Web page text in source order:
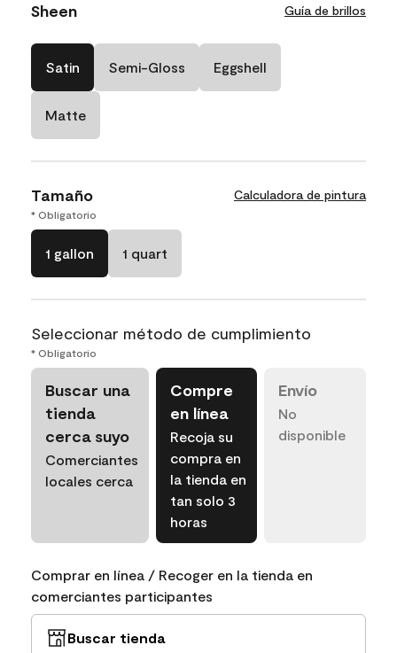
Sheen Guía de brillos
Satin Semi-Gloss Eggshell
Matte
Tamaño Calculadora de pintura
* Obligatorio
1 gallon 1 quart
Seleccionar método de cumplimiento
* Obligatorio
Buscar una
tienda
cerca suyo
Comerciantes
locales cerca
Compre
en línea
Recoja su
compra en
la tienda en
tan solo 3
horas
Envío
No
disponible
Comprar en línea / Recoger en la tienda en
comerciantes participantes
Buscar tienda